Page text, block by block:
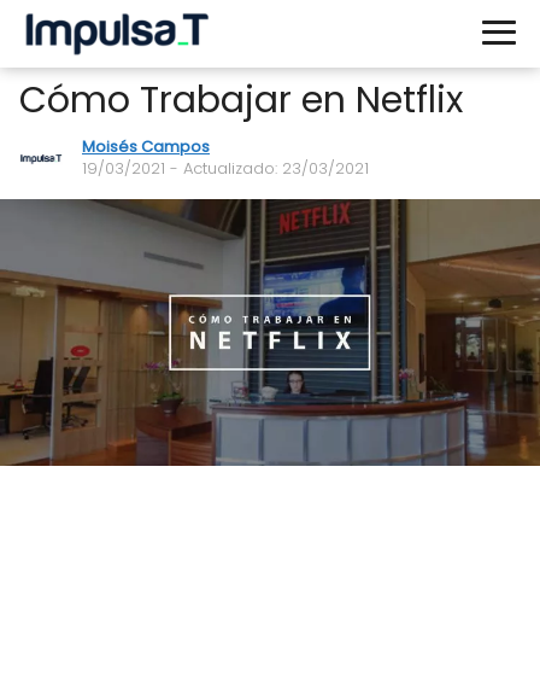
Cómo Trabajar en Netflix
Moisés Campos
19/03/2021 - Actualizado: 23/03/2021